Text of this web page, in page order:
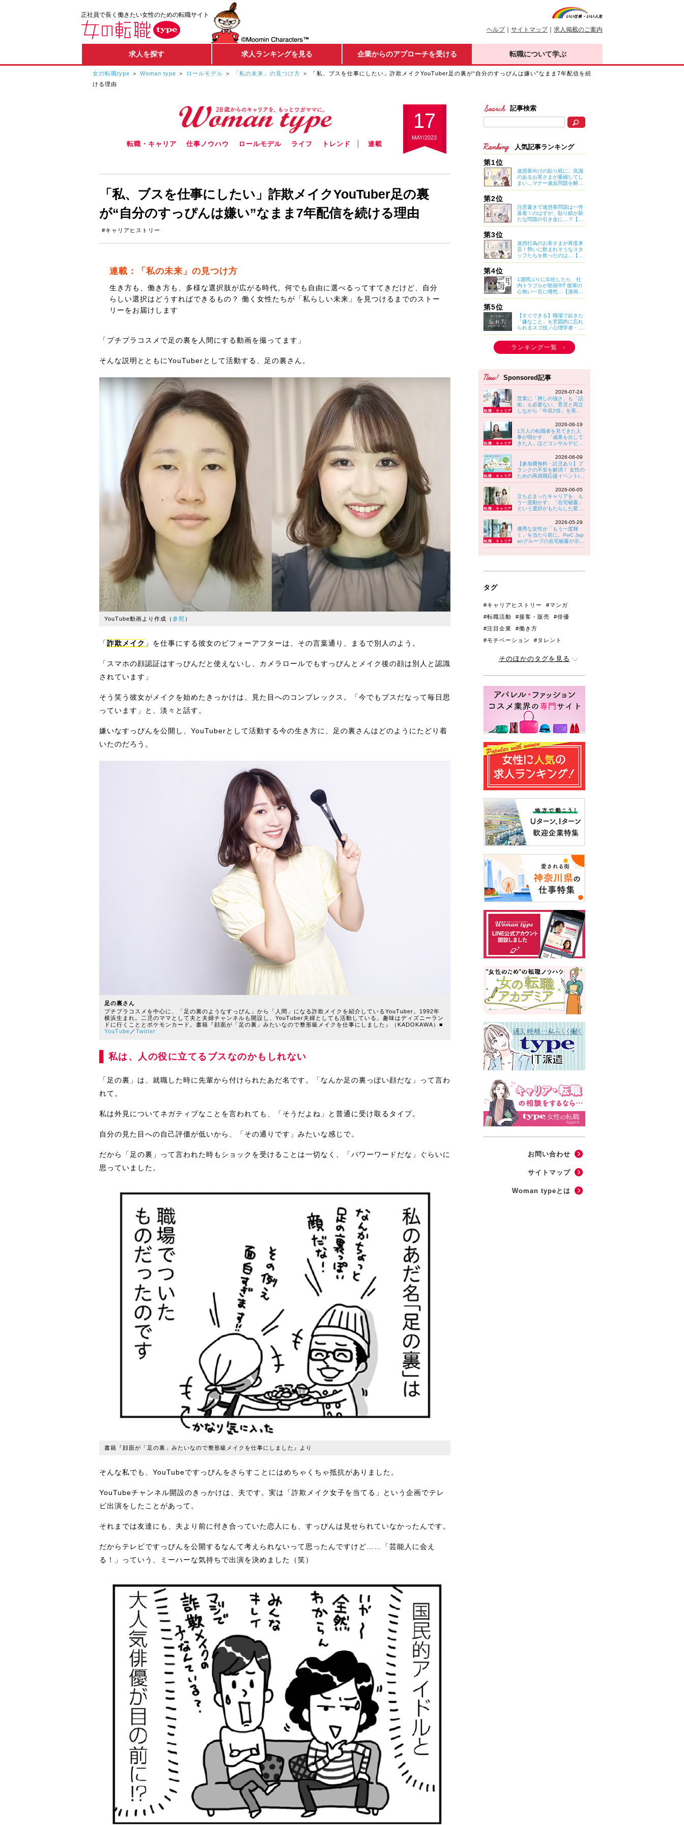
正社員で長く働きたい女性のための転職サイト
ヘルプ｜ サイトマップ｜ 求人掲載のご案内
求人を探す 求人ランキングを見る 企業からのアプローチを受ける 転職について学ぶ
女の転職type Woman type ロールモデル 「私の未来」の見つけ方
「私、ブスを仕事にしたい」詐欺メイクYouTuber足の裏が“自分のすっぴんは嫌い”なまま7年配信を続
ける理由
転職・キャリア 仕事ノウハウ ロールモデル ライフ トレンド 連載
17
MAY/2023
「私、ブスを仕事にしたい」詐欺メイクYouTuber足の裏
が“自分のすっぴんは嫌い”なまま7年配信を続ける理由
#キャリアヒストリー
連載：「私の未来」の見つけ方
生き方も、働き方も、多様な選択肢が広がる時代。何でも自由に選べるってすてきだけど、自分
らしい選択はどうすればできるもの？ 働く女性たちが「私らしい未来」を見つけるまでのストー
リーをお届けします
「プチプラコスメで足の裏を人間にする動画を撮ってます」
そんな説明とともにYouTuberとして活動する、足の裏さん。
YouTube動画より作成（ 参照 ）
「詐欺メイク 」を仕事にする彼女のビフォーアフターは、その言葉通り、まるで別人のよう。
「スマホの顔認証はすっぴんだと使えないし、カメラロールでもすっぴんとメイク後の顔は別人と認識
されています」
そう笑う彼女がメイクを始めたきっかけは、見た目へのコンプレックス。「今でもブスだなって毎日思
っています」と、淡々と話す。
嫌いなすっぴんを公開し、YouTuberとして活動する今の生き方に、足の裏さんはどのようにたどり着
いたのだろう。
足の裏さん
プチプラコスメを中心に、「足の裏のようなすっぴん」から「人間」になる詐欺メイクを紹介しているYouTuber。1992年
横浜生まれ。二児のママとして夫と夫婦チャンネルも開設し、YouTuber夫婦としても活動している。趣味はディズニーラン
ドに行くこととポケモンカード。書籍『顔面が「足の裏」みたいなので整形級メイクを仕事にしました』（KADOKAWA）■
YouTube ／Twitter
私は、人の役に立てるブスなのかもしれない
「足の裏」は、就職した時に先輩から付けられたあだ名です。「なんか足の裏っぽい顔だな」って言わ
れて。
私は外見についてネガティブなことを言われても、「そうだよね」と普通に受け取るタイプ。
自分の見た目への自己評価が低いから、「その通りです」みたいな感じで。
だから「足の裏」って言われた時もショックを受けることは一切なく、「パワーワードだな」ぐらいに
思っていました。
書籍『顔面が「足の裏」みたいなので整形級メイクを仕事にしました』より
そんな私でも、YouTubeですっぴんをさらすことにはめちゃくちゃ抵抗がありました。
YouTubeチャンネル開設のきっかけは、夫です。実は「詐欺メイク女子を当てる」という企画でテレ
ビ出演をしたことがあって。
それまでは友達にも、夫より前に付き合っていた恋人にも、すっぴんは見せられていなかったんです。
だからテレビですっぴんを公開するなんて考えられないって思ったんですけど……「芸能人に会え
る！」っていう、ミーハーな気持ちで出演を決めました（笑）
記事検索
人気記事ランキング
第1位
迷惑客向けの貼り紙に、良識
のあるお客さまが萎縮してし
まい…マナー違反問題を解決
したのは意外なアイデア？
第2位
注意書きで迷惑客問題は一件
落着！のはずが、貼り紙が新
たな問題の引き金に…？【マ
イカのアパレル日記 by ぼの
第3位
迷惑行為のお客さまが再度来
店！勢いに飲まれそうなスタ
ッフたちを救ったのは…【マ
イカのアパレル日記 by ぼの
第4位
1週間ぶりに出社したら、社
内トラブルが勃発中⁉ 後輩の
心無い一言に唖然…【漫画：
妊娠しないのは、誰のせ
第5位
【すぐできる】職場で起きた
「嫌なこと」を意図的に忘れ
られるスゴ技／心理学者・小
林正法さん
ランキング一覧
Sponsored記事
2026-07-24
営業に「押しの強さ」も「話
術」も必要ない。育児と両立
しながら「年収2倍」を実現
する女性が実践していること
2026-06-19
1万人の転職者を見てきた人
事が明かす、「成果を出して
きた人」ほどコンサルデビュ
ーでつまずきやすい理由
2026-06-09
【参加費無料・託児あり】ブ
ランクの不安を解消！ 女性の
ための再就職応援イベントin
八王子 6/30(火)開催！
2026-06-05
立ち止まったキャリアを、も
う一度動かす。「在宅秘書」
という選択がもたらした変化
【PwC Japanグループ】
2026-05-29
優秀な女性が「もう一度輝
く」を当たり前に。PwC Jap
anグループの在宅秘書が示す
キャリアの可能性
タグ
#キャリアヒストリー
#マンガ
#転職活動
#接客・販売
#俳優
#注目企業
#働き方
#モチベーション
#タレント
#人間関係
#育児と両立
#ジェンダー
#生きづらさ
#はじめての転職
#妊娠
#エンジニア
#声優
#スキルアップ
#手に職をつける
#アーティスト
#イベント
#面接
#起業
#健康
#年収・給与
#休み方
#出産
#試写会
#転職経験者
#自己分析
#営業
#転職ニュース
#未経験
#結婚
#芸人
#リスキリング
#アスリート
#子育て
#30代の転職
#チームビルディング
#お金
#リモートワーク
#パラレルキャリア
#生産性アップ
#恋愛
#不妊治療
#人事
#アナウンサー
#やまざきひとみ
#AI
#スタートアップ
#事務
#地方移住
#40代の転職
#書類選考
#政治
#インサイドセールス
#占い
#副業
#フリーランス
#サイン本
#横浜市交通局
#資格
#英語
#タスク管理
#国際女性デー
#メルカリ
#読書
#源氏物語
#販売
#落語家
#熱中症
#中野円佳
#生理
そのほかのタグを見る
お問い合わせ
サイトマップ
Woman typeとは